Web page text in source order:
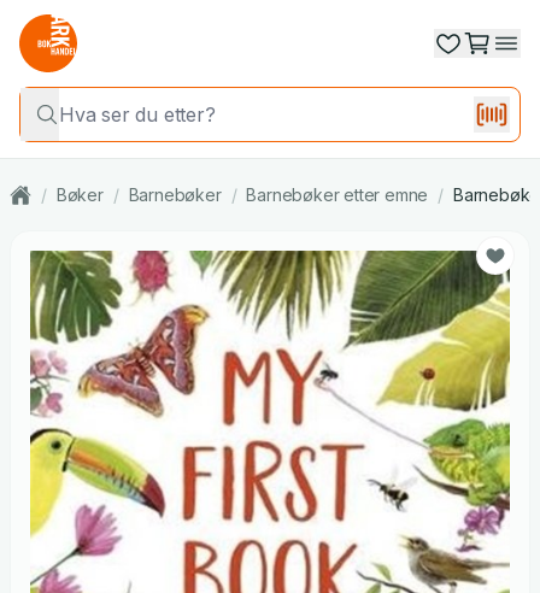
/ Bøker / Barnebøker / Barnebøker etter emne /